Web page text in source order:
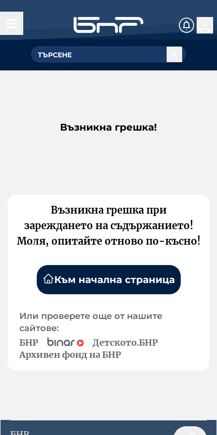
Възникна грешка!
Възникна грешка при
зареждането на съдържанието!
Моля, опитайте отново по-късно!
Към начална страница
Или проверете още от нашите
сайтове:
БНР
Детското.БНР
Архивен фонд на БНР